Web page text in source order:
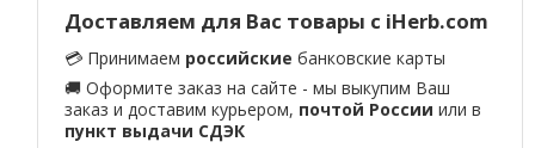
Доставляем для Вас товары с iHerb.com
💳 Принимаем российские банковские карты
🚚 Оформите заказ на сайте - мы выкупим Ваш
заказ и доставим курьером, почтой России или в
пункт выдачи СДЭК